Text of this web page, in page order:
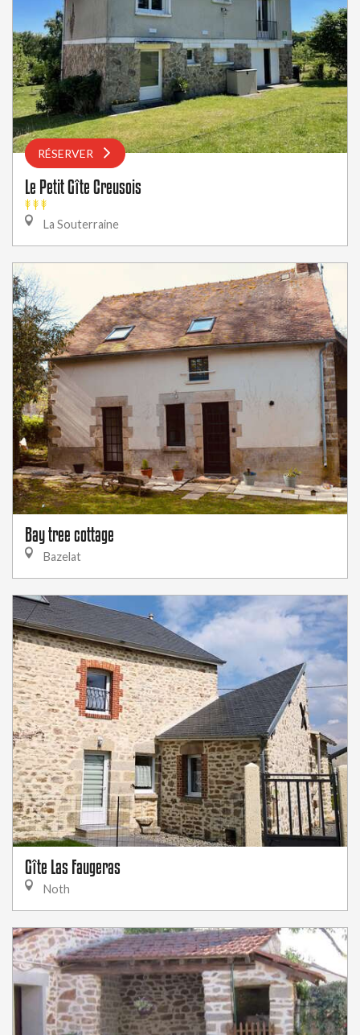
RÉSERVER
Le Petit Gîte Creusois
La Souterraine
Bay tree cottage
Bazelat
Gîte Las Faugeras
Noth